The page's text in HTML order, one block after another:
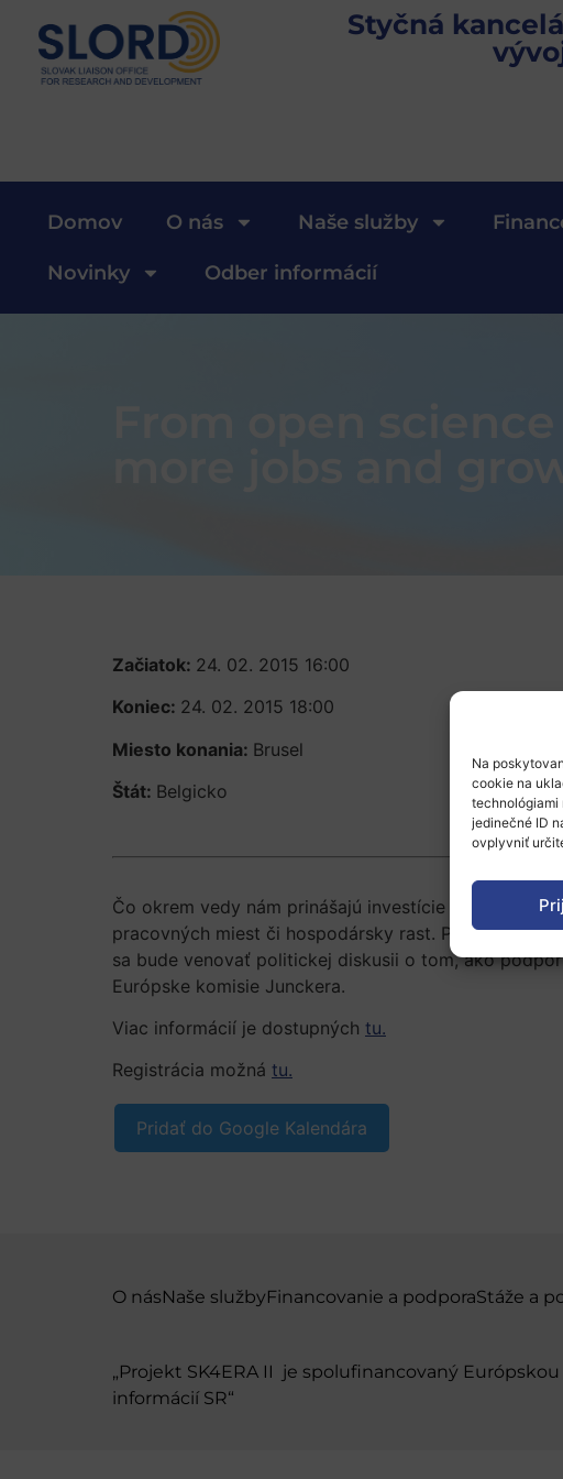
Na
cookie na
technológiami
jedinečné ID
ovplyvniť
Styčná
Domov O nás Naše služby
Novinky Odber informácií
From open
more jobs and
Začiatok: 24. 02. 2015 16:00
Koniec: 24. 02. 2015 18:00
Miesto konania: Brusel
Štát: Belgicko
Čo okrem vedy nám prinášajú investície do vedy a
pracovných miest či hospodársky rast. Práve tejto
sa bude venovať politickej diskusii o tom, ako
Európske komisie Junckera.
Viac informácií je dostupných tu.
Registrácia možná tu.
Pridať do Google Kalendára
O násNaše službyFinancovanie a podporaStáže a
„Projekt SK4ERA II je spolufinancovaný
informácií SR“